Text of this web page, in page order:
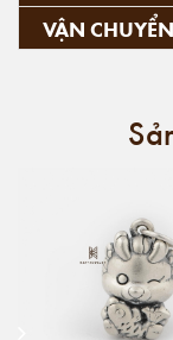
VẬN